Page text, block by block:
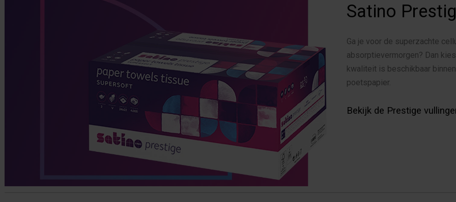
Satino
Ga je voor de superzachte
absorptievermorgen? Dan
kwaliteit is beschikbaar
poetspapier.
Bekijk de Prestige